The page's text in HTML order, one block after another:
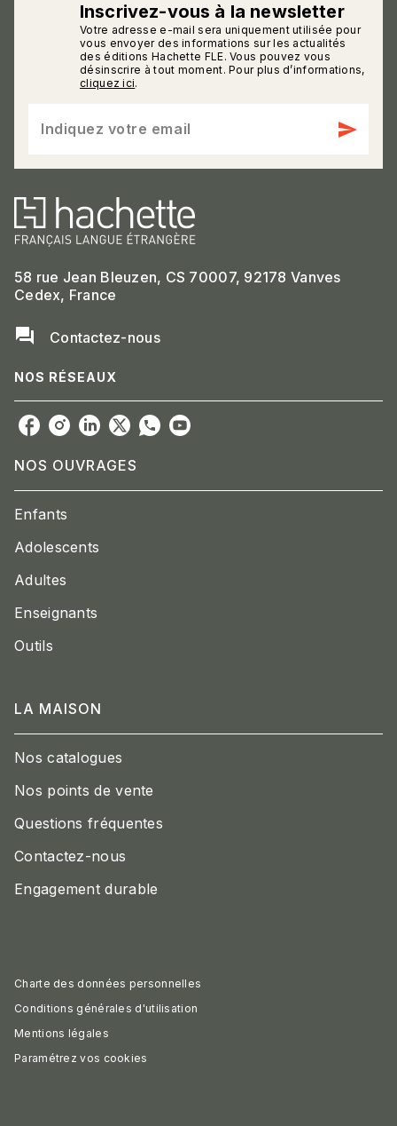
Inscrivez-vous à la newsletter
Votre adresse e-mail sera uniquement utilisée pour
vous envoyer des informations sur les actualités
des éditions Hachette FLE. Vous pouvez vous
désinscrire à tout moment. Pour plus d’informations,
cliquez ici.
Indiquez votre email send
58 rue Jean Bleuzen, CS 70007, 92178 Vanves
Cedex, France
question_answer Contactez-nous
NOS RÉSEAUX
NOS OUVRAGES
Enfants
Adolescents
Adultes
Enseignants
Outils
LA MAISON
Nos catalogues
Nos points de vente
Questions fréquentes
Contactez-nous
Engagement durable
Charte des données personnelles
Conditions générales d'utilisation
Mentions légales
Paramétrez vos cookies